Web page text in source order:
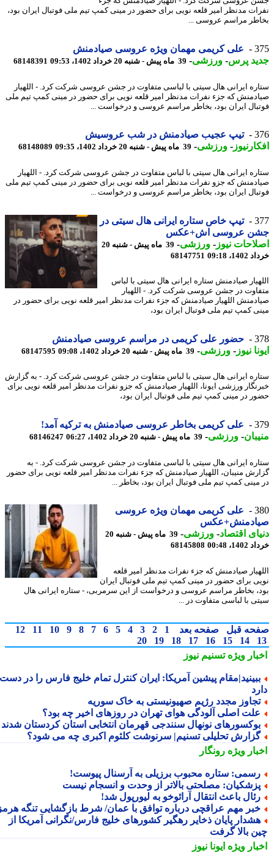
مدنظر امیر قلعه نویی برای حضور در مینی کمپ تیم ملی فوتبال ایران بود،
مراسم عروسی ...
علی کریمی مهمان ویژه عروسی صیادمنش
پرس -ورزشی-39 ماه پیش - شنبه 20 خرداد 1402، 09:53 68148391
ایرانی هال سیتی با لباسی متفاوت در جشن عروسی شرکت کرد. - اللهیار
که جزء نفرات مدنظر امیر قلعه نویی برای حضور در مینی کمپ تیم ملی
ایران بود، بخاطر مراسم عروسی و درخواست ...
تیپ عجیب صیادمنش در شب عروسیش
-ورزشی-39 ماه پیش - شنبه 20 خرداد 1402، 09:35 68148089
ایرانی هال سیتی با لباس متفاوت در جشن عروسی شرکت کرد. - اللهیار
که جزو نفرات مدنظر امیر قلعه نویی برای حضور در مینی کمپ تیم ملی
ایران بود، بخاطر مراسم عروسی و درخواست ...
تیپ خاص ستاره ایرانی هال سیتی در
عروسی اش+عکس
نیوز-ورزشی-
39 ماه پیش - شنبه 20
09:18
68147751
صیادمنش ستاره ایرانی هال سیتی با لباس
در جشن عروسی شرکت کرد. - اللهیار
اللهیار صیادمنش که جزء نفرات مدنظر امیر قلعه نویی برای حضور در
کمپ تیم ملی فوتبال ایران بود،
حضور علی کریمی در مراسم عروسی صیادمنش
نیوز-ورزشی-39 ماه پیش - شنبه 20 خرداد 1402، 09:08 68147595
ایرانی هال سیتی با لباس متفاوت در جشن عروسی شرکت کرد. - به گزارش
ورزشی ایونا، اللهیار صیادمنش که جزو نفرات مدنظر امیر قلعه نویی برای
در مینی کمپ تیم ملی فوتبال ایران بود،
علی کریمی بخاطر عروسی صیادمنش به ترکیه آمد!
-ورزشی-39 ماه پیش - شنبه 20 خرداد 1402، 06:27 68146247
ایرانی هال سیتی با لباسی متفاوت در جشن عروسی شرکت کرد. - به
منیبان، اللهیار صیادمنش که جزء نفرات مدنظر امیر قلعه نویی برای حضور
کمپ تیم ملی فوتبال ایران بود، بخاطر ...
علی کریمی مهمان ویژه عروسی
اقتصاد-ورزشی-
39 ماه پیش - شنبه 20
00:48
68145808
صیادمنش که جزء نفرات مدنظر امیر قلعه
برای حضور در مینی کمپ تیم ملی فوتبال ایران
بخاطر مراسم عروسی و درخواست از این سرمربی، - ستاره ایرانی هال
با لباسی متفاوت در ...
قبل صفحه بعد 1
2
3
4
5
6
7
8
9
10
11
12
14
15
16
17
18
19
20
ویژهتسنیم نیوز
پیشین آمریکا: ایران کنترل تمام خلیج فارس را در دست
مجدد رژیم صهیونیستی به خاک سوریه
اصلی آلودگی هوای تهران در روزهای اخیر چه بود؟
نونهال سنندجی قهرمان انتخابی استان کردستان شدند
تحلیلی تسنیم| سرنوشت کلثوم اکبری چه می شود؟
ویژهرونگار
ستاره محبوب برزیلی به آرسنال پیوست!
مصلحتی بالاتر از وحدت و انسجام نیست
باعث انتقال آرائوخو به لیورپول شد!
مهم عراقچی درباره توافق با عمان/ شرط بازگشایی تنگه هرمز
پایان ذخایر رهگیر کشورهای خلیج فارس/نگرانی آمریکا از
بالا گرفت
ویژهایونا نیوز